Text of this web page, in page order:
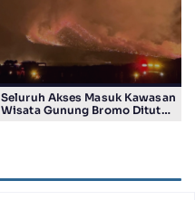
Seluruh Akses Masuk Kawasan
Wisata Gunung Bromo Ditutup